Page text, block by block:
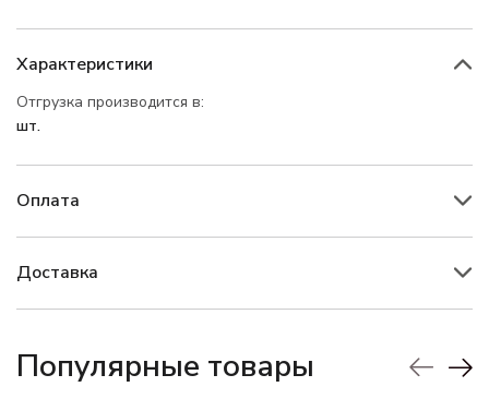
Характеристики
Отгрузка производится в:
шт.
Оплата
Доставка
Популярные товары